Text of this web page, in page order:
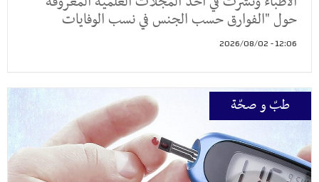
حول "الفوارق حسب الجنس في نسب الوفايات
12:06 - 2026/08/02
طبّ و صحّة